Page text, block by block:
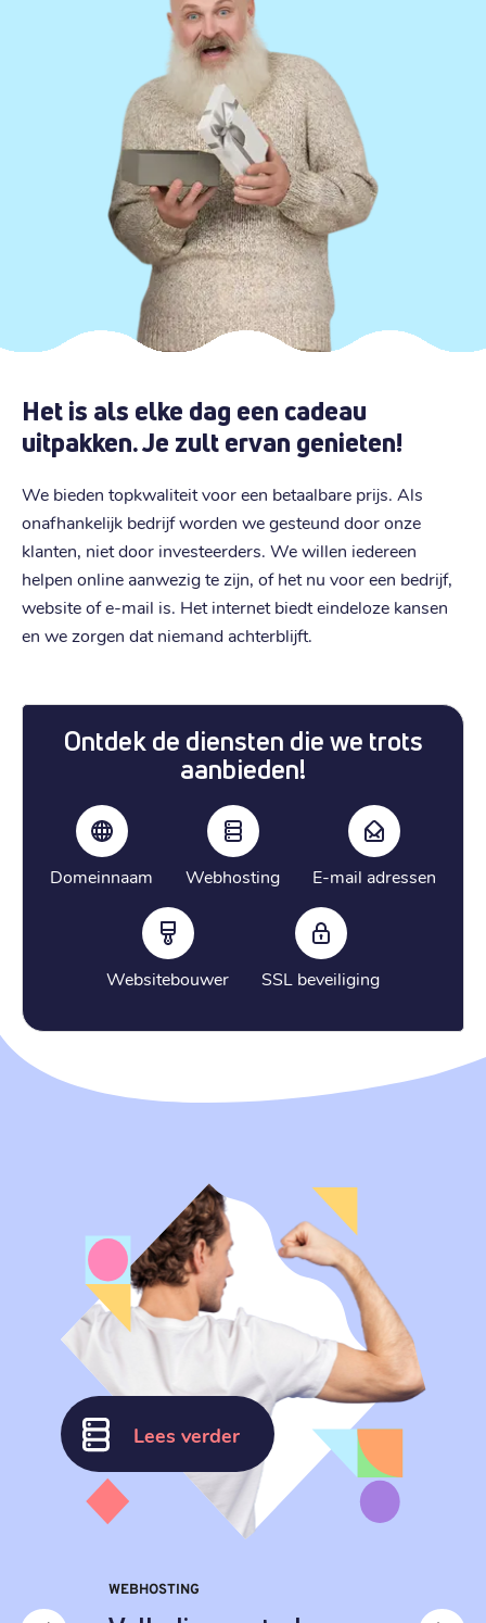
Het is als elke dag een cadeau
uitpakken. Je zult ervan genieten!
We bieden topkwaliteit voor een betaalbare prijs. Als
onafhankelijk bedrijf worden we gesteund door onze
klanten, niet door investeerders. We willen iedereen
helpen online aanwezig te zijn, of het nu voor een bedrijf,
website of e-mail is. Het internet biedt eindeloze kansen
en we zorgen dat niemand achterblijft.
Ontdek de diensten die we trots
aanbieden!
Domeinnaam Webhosting E-mail adressen
Websitebouwer SSL beveiliging
Lees verder
WEBHOSTING